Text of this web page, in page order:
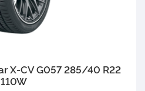
X-CV G057 285/40 R22
110W